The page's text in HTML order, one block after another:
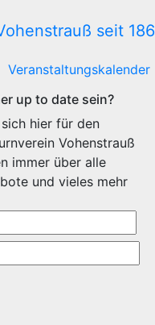
Veranstaltungskalender
up to date sein?
hier für den
Vohenstrauß
immer über alle
und vieles mehr